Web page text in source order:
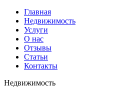
Главная
Недвижимость
Услуги
О нас
Отзывы
Статьи
Контакты
Недвижимость